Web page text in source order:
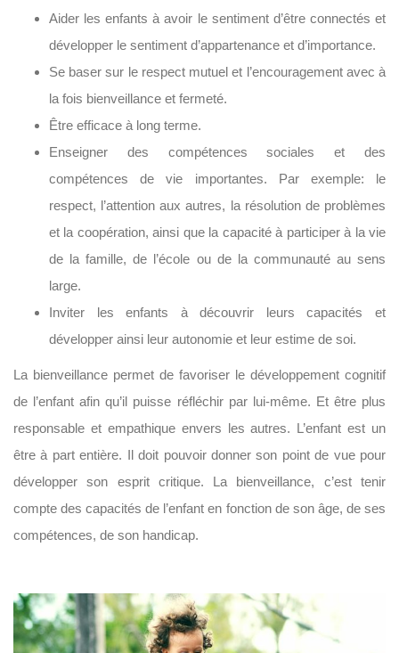
Aider les enfants à avoir le sentiment d’être connectés et
développer le sentiment d’appartenance et d’importance.
Se baser sur le respect mutuel et l’encouragement avec à
la fois bienveillance et fermeté.
Être efficace à long terme.
Enseigner des compétences sociales et des
compétences de vie importantes. Par exemple: le
respect, l’attention aux autres, la résolution de problèmes
et la coopération, ainsi que la capacité à participer à la vie
de la famille, de l’école ou de la communauté au sens
large.
Inviter les enfants à découvrir leurs capacités et
développer ainsi leur autonomie et leur estime de soi.
La bienveillance permet de favoriser le développement cognitif
de l’enfant afin qu’il puisse réfléchir par lui-même. Et être plus
responsable et empathique envers les autres. L’enfant est un
être à part entière. Il doit pouvoir donner son point de vue pour
développer son esprit critique. La bienveillance, c’est tenir
compte des capacités de l’enfant en fonction de son âge, de ses
compétences, de son handicap.